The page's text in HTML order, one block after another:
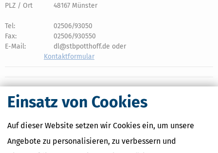
Einsatz von Cookies
Auf dieser Website setzen wir Cookies ein, um unsere
Angebote zu personalisieren, zu verbessern und
PLZ / Ort
48167 Münster
Tel:
02506/93050
Fax:
02506/930550
E-Mail:
dl@stbpotthoff.de oder
Kontaktformular